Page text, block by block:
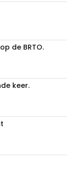
de BRTO.
keer.